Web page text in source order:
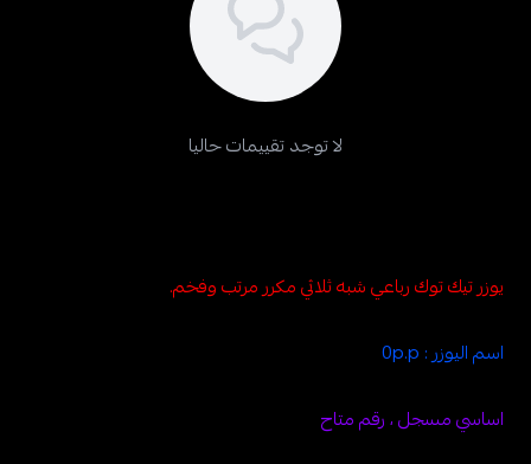
يوزر تيك توك رباعي شبه ثلاثي مكرر مرتب وفخم.
اسم اليوزر : 0p.p
اساسي مسجل ، رقم متاح
لا توجد تقييمات حاليا